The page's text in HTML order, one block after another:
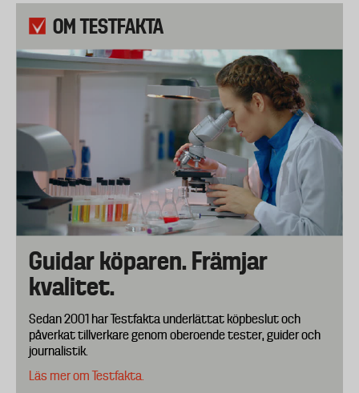
OM TESTFAKTA
Guidar köparen. Främjar
kvalitet.
Sedan 2001 har Testfakta underlättat köpbeslut och
påverkat tillverkare genom oberoende tester, guider och
journalistik.
Läs mer om Testfakta.